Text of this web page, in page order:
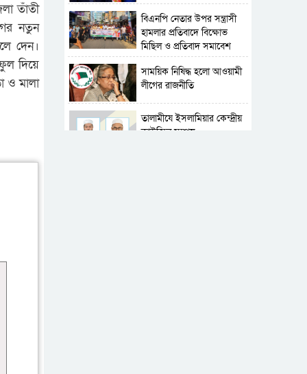
তাঁতী
নতুন
দেন।
দিয়ে
ও মালা
বিএনপি নেতার উপর সন্ত্রাসী
হামলার প্রতিবাদে বিক্ষোভ
মিছিল ও প্রতিবাদ সমাবেশ
সাময়িক নিষিদ্ধ হলো আওয়ামী
লীগের রাজনীতি
‎তালামীযে ইসলামিয়ার কেন্দ্রীয়
কাউন্সিল সম্পন্ন